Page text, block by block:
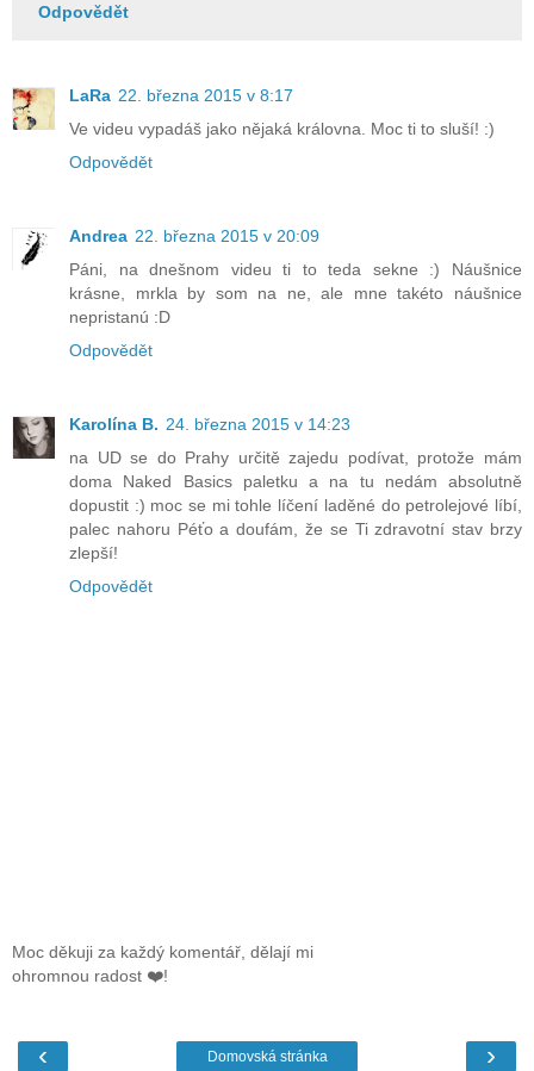
Odpovědět
LaRa 22. března 2015 v 8:17
Ve videu vypadáš jako nějaká královna. Moc ti to sluší! :)
Odpovědět
Andrea 22. března 2015 v 20:09
Páni, na dnešnom videu ti to teda sekne :) Náušnice
krásne, mrkla by som na ne, ale mne takéto náušnice
nepristanú :D
Odpovědět
Karolína B. 24. března 2015 v 14:23
na UD se do Prahy určitě zajedu podívat, protože mám
doma Naked Basics paletku a na tu nedám absolutně
dopustit :) moc se mi tohle líčení laděné do petrolejové líbí,
palec nahoru Péťo a doufám, že se Ti zdravotní stav brzy
zlepší!
Odpovědět
Moc děkuji za každý komentář, dělají mi
ohromnou radost ❤️!
‹ ›
Domovská stránka